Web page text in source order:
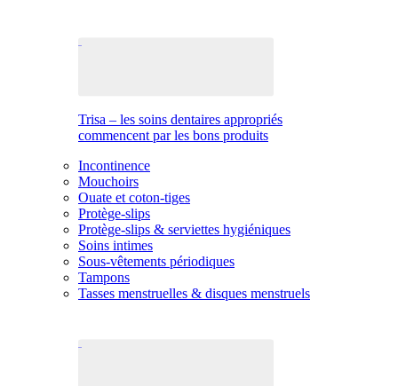
Trisa – les soins dentaires appropriés
commencent par les bons produits
Incontinence
Mouchoirs
Ouate et coton-tiges
Protège-slips
Protège-slips & serviettes hygiéniques
Soins intimes
Sous-vêtements périodiques
Tampons
Tasses menstruelles & disques menstruels